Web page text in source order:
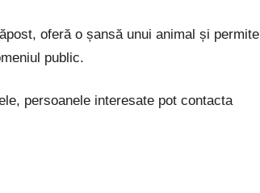
oferă o șansă unui animal și permite
public.
persoanele interesate pot contacta